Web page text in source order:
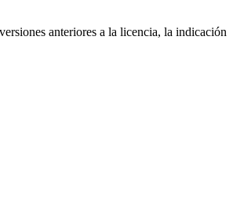
anteriores a la licencia, la indicación